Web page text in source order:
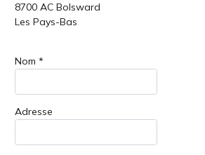
8700 AC Bolsward
Les Pays-Bas
Nom *
Adresse